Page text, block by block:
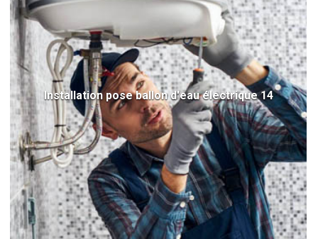
Installation pose ballon d'eau électrique 14